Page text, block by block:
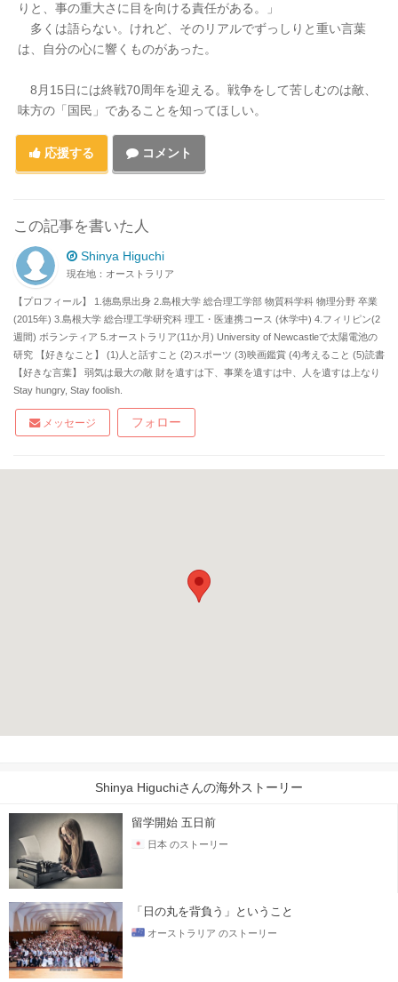
りと、事の重大さに目を向ける責任がある。」
多くは語らない。けれど、そのリアルでずっしりと重い言葉
は、自分の心に響くものがあった。
8月15日には終戦70周年を迎える。戦争をして苦しむのは敵、
味方の「国民」であることを知ってほしい。
応援する コメント
この記事を書いた人
Shinya Higuchi
現在地：オーストラリア
【プロフィール】 1.徳島県出身 2.島根大学 総合理工学部 物質科学科 物理分野 卒業
(2015年) 3.島根大学 総合理工学研究科 理工・医連携コース (休学中) 4.フィリピン(2
週間) ボランティア 5.オーストラリア(11か月) University of Newcastleで太陽電池の
研究 【好きなこと】 (1)人と話すこと (2)スポーツ (3)映画鑑賞 (4)考えること (5)読書
【好きな言葉】 弱気は最大の敵 財を遺すは下、事業を遺すは中、人を遺すは上なり
Stay hungry, Stay foolish.
メッセージ フォロー
Shinya Higuchiさんの海外ストーリー
留学開始 五日前
日本 のストーリー
「日の丸を背負う」ということ
オーストラリア のストーリー